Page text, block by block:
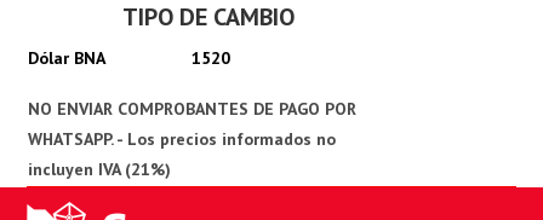
TIPO DE CAMBIO
1520